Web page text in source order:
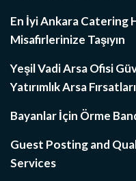
En İyi Ankara Catering
Misafirlerinize Taşıyın
Yeşil Vadi Arsa Ofisi
Yatırımlık Arsa
Bayanlar İçin Örme
Guest Posting and
Services